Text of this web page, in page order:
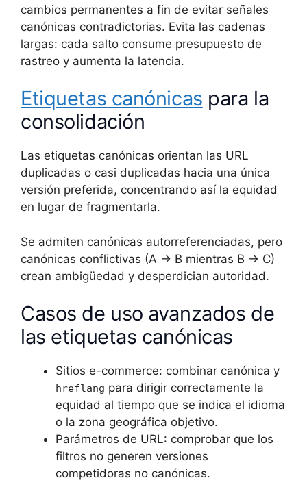
cambios permanentes a fin de evitar señales
canónicas contradictorias. Evita las cadenas
largas: cada salto consume presupuesto de
rastreo y aumenta la latencia.
Etiquetas canónicas para la
consolidación
Las etiquetas canónicas orientan las URL
duplicadas o casi duplicadas hacia una única
versión preferida, concentrando así la equidad
en lugar de fragmentarla.
Se admiten canónicas autorreferenciadas, pero
canónicas conflictivas (A → B mientras B → C)
crean ambigüedad y desperdician autoridad.
Casos de uso avanzados de
las etiquetas canónicas
Sitios e-commerce: combinar canónica y
hreflang para dirigir correctamente la
equidad al tiempo que se indica el idioma
o la zona geográfica objetivo.
Parámetros de URL: comprobar que los
filtros no generen versiones
competidoras no canónicas.